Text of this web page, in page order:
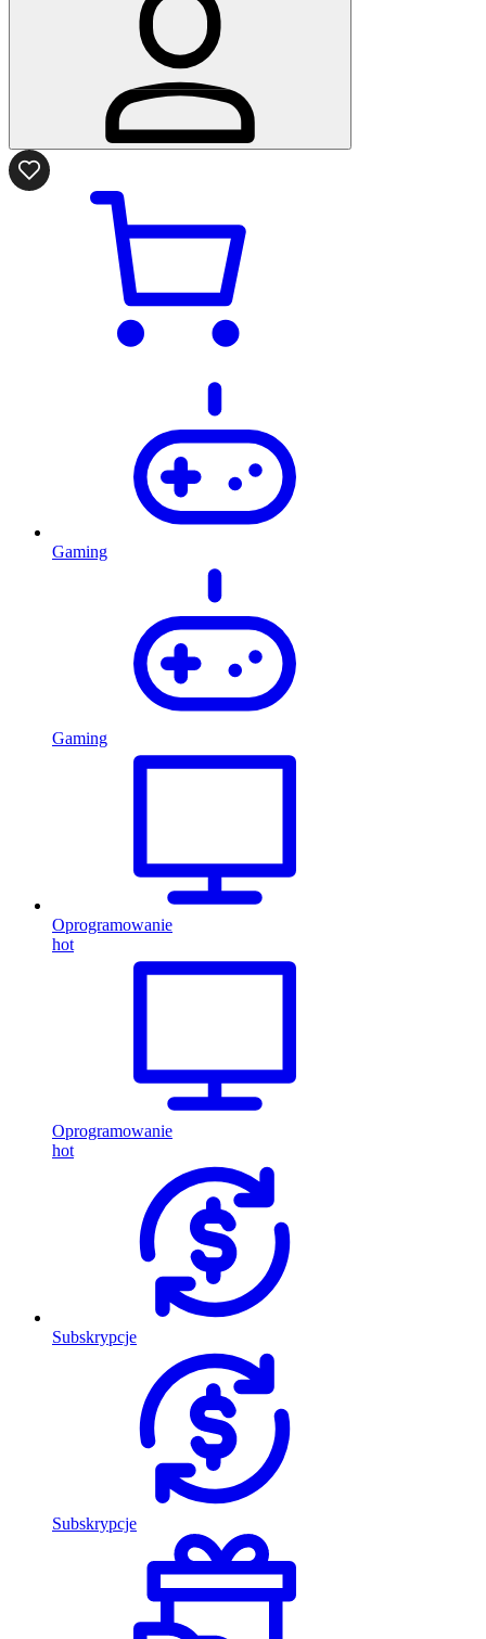
Gaming
Gaming
Oprogramowanie
hot
Oprogramowanie
hot
Subskrypcje
Subskrypcje